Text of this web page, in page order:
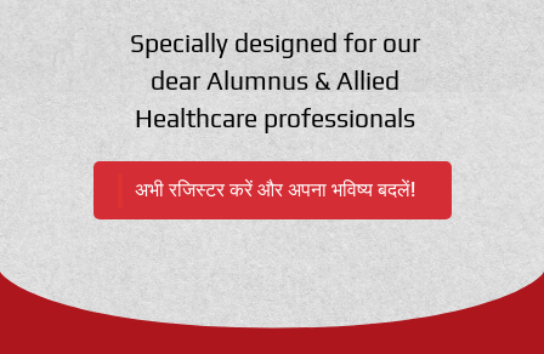
Specially designed for our
dear Alumnus & Allied
Healthcare professionals
अभी रजिस्टर करें और अपना भविष्य बदलें!